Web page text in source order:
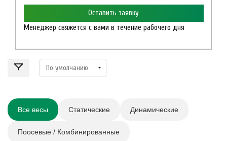
Оставить заявку
Менеджер свяжется с вами в течение рабочего дня
Все весы Статические Динамические
Поосевые / Комбинированные